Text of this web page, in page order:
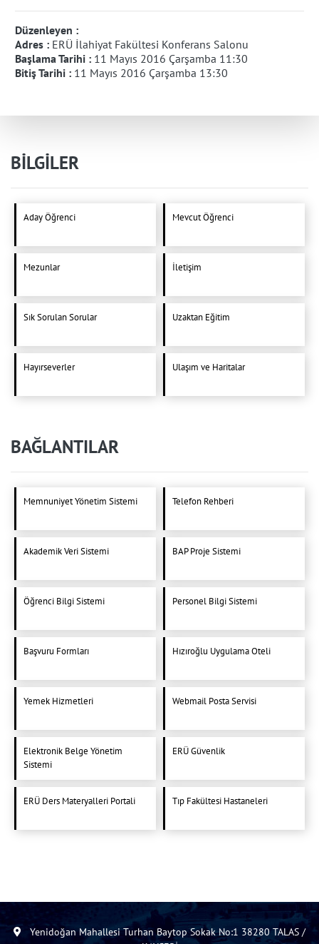
Düzenleyen :
Adres : ERÜ İlahiyat Fakültesi Konferans Salonu
Başlama Tarihi : 11 Mayıs 2016 Çarşamba 11:30
Bitiş Tarihi : 11 Mayıs 2016 Çarşamba 13:30
BİLGİLER
Aday Öğrenci Mevcut Öğrenci
Mezunlar İletişim
Sık Sorulan Sorular Uzaktan Eğitim
Hayırseverler Ulaşım ve Haritalar
BAĞLANTILAR
Memnuniyet Yönetim Sistemi Telefon Rehberi
Akademik Veri Sistemi BAP Proje Sistemi
Öğrenci Bilgi Sistemi Personel Bilgi Sistemi
Başvuru Formları Hızıroğlu Uygulama Oteli
Yemek Hizmetleri Webmail Posta Servisi
Elektronik Belge Yönetim
Sistemi
ERÜ Güvenlik
ERÜ Ders Materyalleri Portali Tıp Fakültesi Hastaneleri
Yenidoğan Mahallesi Turhan Baytop Sokak No:1 38280 TALAS /